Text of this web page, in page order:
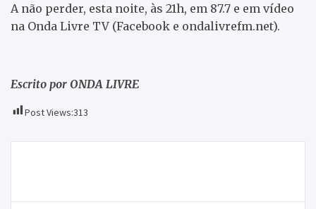
A não perder, esta noite, às 21h, em 87.7 e em vídeo
na Onda Livre TV (Facebook e ondalivrefm.net).
Escrito por ONDA LIVRE
Post Views:313
artigos